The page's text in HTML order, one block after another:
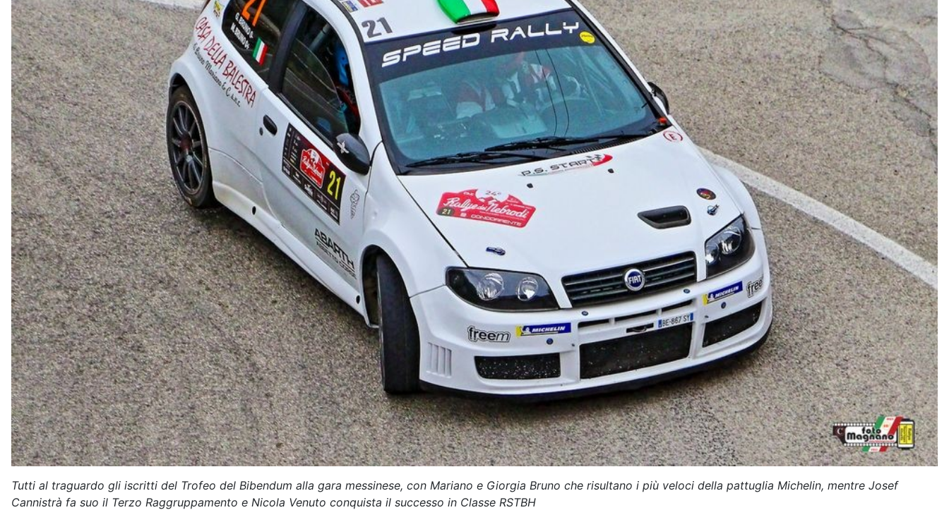
Tutti al traguardo gli iscritti del Trofeo del Bibendum alla gara messinese, con Mariano e Giorgia Bruno che risultano i più veloci della pattuglia Michelin, mentre Josef
Cannistrà fa suo il Terzo Raggruppamento e Nicola Venuto conquista il successo in Classe RSTBH